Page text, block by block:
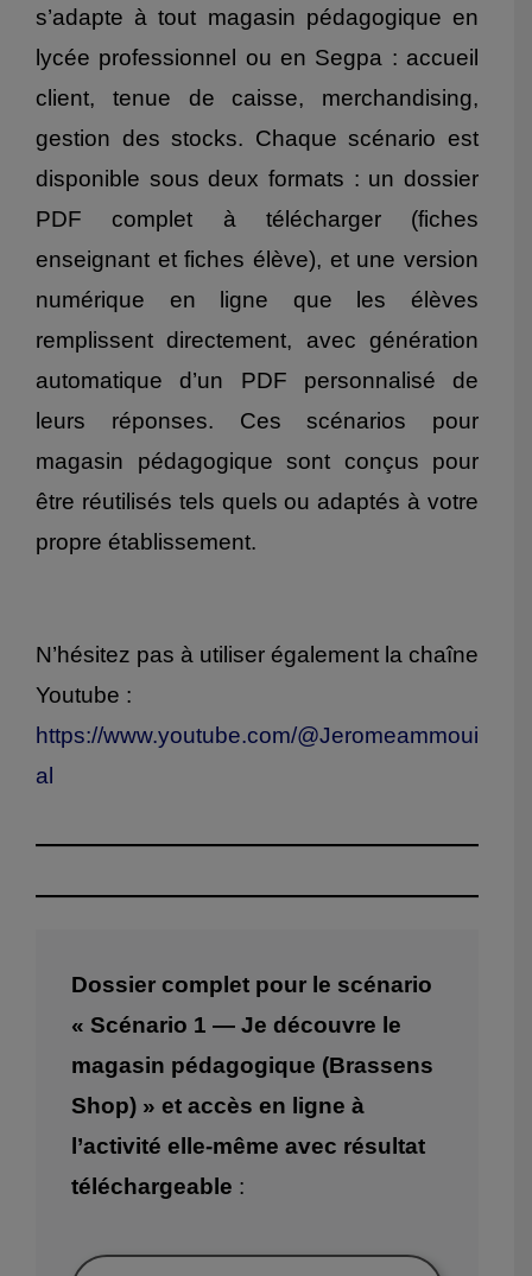
s’adapte à tout magasin pédagogique en
lycée professionnel ou en Segpa : accueil
client, tenue de caisse, merchandising,
gestion des stocks. Chaque scénario est
disponible sous deux formats : un dossier
PDF complet à télécharger (fiches
enseignant et fiches élève), et une version
numérique en ligne que les élèves
remplissent directement, avec génération
automatique d’un PDF personnalisé de
leurs réponses. Ces scénarios pour
magasin pédagogique sont conçus pour
être réutilisés tels quels ou adaptés à votre
propre établissement.
N’hésitez pas à utiliser également la chaîne
Youtube :
https://www.youtube.com/@Jeromeammoui
al
Dossier complet pour le scénario
« Scénario 1 — Je découvre le
magasin pédagogique (Brassens
Shop) » et accès en ligne à
l’activité elle-même avec résultat
téléchargeable :